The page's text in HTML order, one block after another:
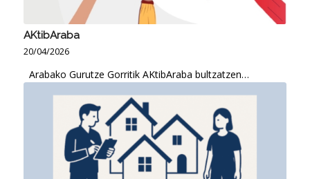
AKtibAraba
20/04/2026
Arabako Gurutze Gorritik AKtibAraba bultzatzen…